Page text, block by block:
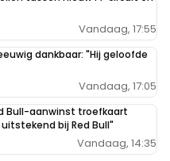
Vandaag, 17:55
dankbaar: "Hij geloofde
Vandaag, 17:05
Bull-aanwinst troefkaart
bij Red Bull"
Vandaag, 14:35